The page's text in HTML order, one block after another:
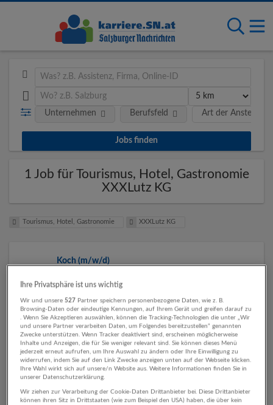
Art der Anstellung
Unternehmen Berufsfeld
1 Job für Tourismus, Hotel, Gastronomie
XXXLutz KG
Tourismus, Hotel, Gastronomie XXXLutz KG
Koch (m/w/d)
5700 Zell am See
Automatisch neue Jobs per E-Mail erhalten?
Jetzt Suchagent aktivieren!
Ihre Privatsphäre ist uns wichtig
Wir und unsere527 Partner speichern personenbezogene Daten, wie z. B.
Browsing-Daten oder eindeutige Kennungen, auf Ihrem Gerät und greifen darauf zu
. Wenn Sie Akzeptieren auswählen, können die Tracking-Technologien die unter „Wir
und unsere Partner verarbeiten Daten, um Folgendes bereitzustellen“ genannten
Zwecke unterstützen. Wenn Tracker deaktiviert sind, erscheinen möglicherweise
Inhalte und Anzeigen, die für Sie weniger relevant sind. Sie können dieses Menü
jederzeit erneut aufrufen, um Ihre Auswahl zu ändern oder Ihre Einwilligung zu
widerrufen, indem Sie auf den Link Zwecke anzeigen unten auf der Webseite klicken.
Ihre Wahl wirkt sich auf unsere/n Website aus. Weitere Informationen finden Sie in
unserer Datenschutzerklärung.
Wir ziehen zur Verarbeitung der Cookie-Daten Drittanbieter bei. Diese Drittanbieter
können ihren Sitz in Drittstaaten (wie zum Beispiel den USA) haben, die über kein